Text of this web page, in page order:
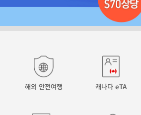
해외 안전여행 캐나다 eTA